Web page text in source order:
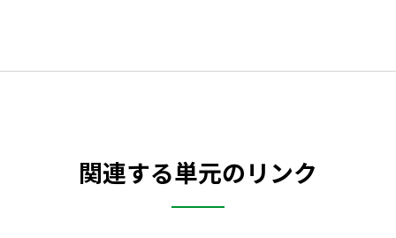
関連する単元のリンク